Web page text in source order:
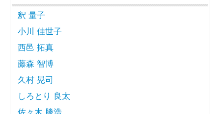
釈 量子
小川 佳世子
西邑 拓真
藤森 智博
久村 晃司
しろとり 良太
佐々木 勝浩